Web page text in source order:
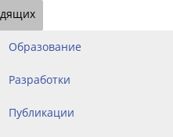
Образование
Разработки
Публикации